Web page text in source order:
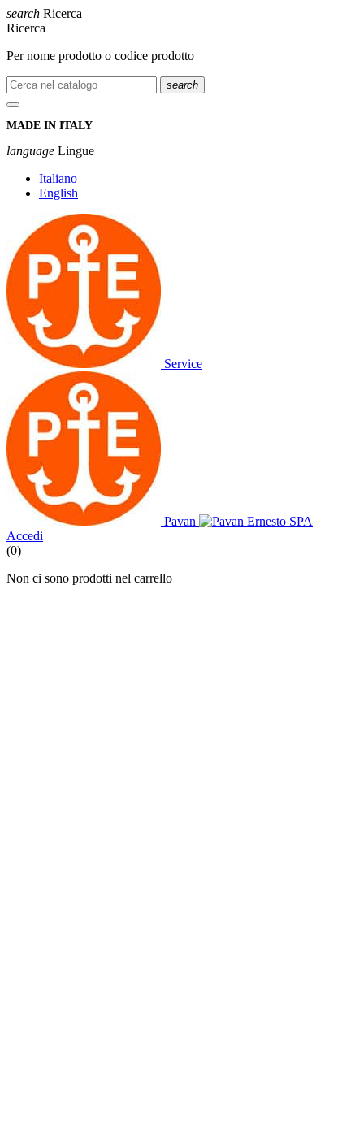
search Ricerca
Ricerca
Per nome prodotto o codice prodotto
search
MADE IN ITALY
language Lingue
Italiano
English
Service
Pavan
Accedi
(0)
Non ci sono prodotti nel carrello